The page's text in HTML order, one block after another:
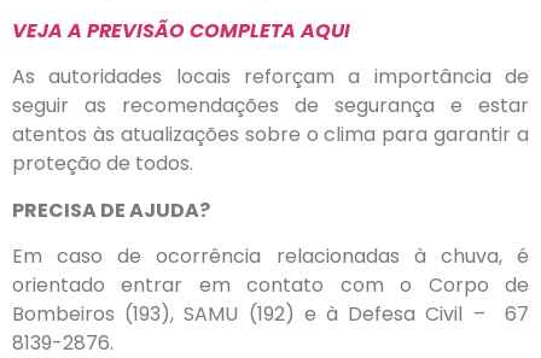
VEJA A PREVISÃO COMPLETA AQUI
As autoridades locais reforçam a importância de
seguir as recomendações de segurança e estar
atentos às atualizações sobre o clima para garantir a
proteção de todos.
PRECISA DE AJUDA?
Em caso de ocorrência relacionadas à chuva, é
orientado entrar em contato com o Corpo de
Bombeiros (193), SAMU (192) e à Defesa Civil – 67
8139-2876.